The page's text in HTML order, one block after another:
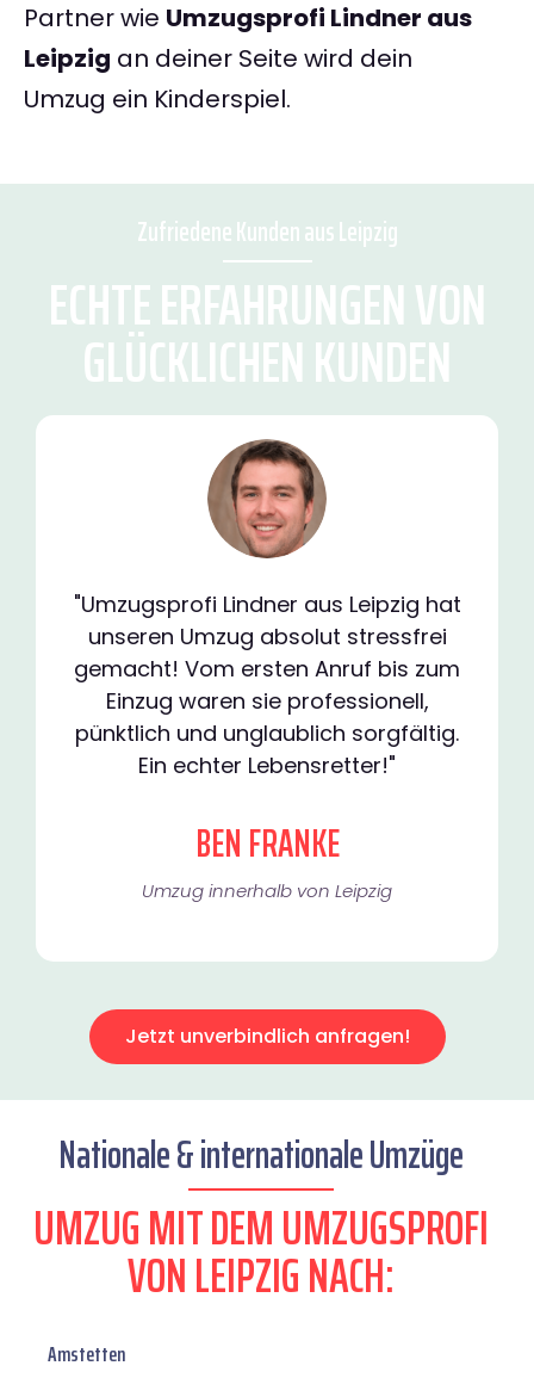
Partner wie Umzugsprofi Lindner aus
Leipzig an deiner Seite wird dein
Umzug ein Kinderspiel.
Zufriedene Kunden aus Leipzig
ECHTE ERFAHRUNGEN VON
GLÜCKLICHEN KUNDEN
"Umzugsprofi Lindner aus Leipzig hat
unseren Umzug absolut stressfrei
gemacht! Vom ersten Anruf bis zum
Einzug waren sie professionell,
pünktlich und unglaublich sorgfältig.
Ein echter Lebensretter!"
BEN FRANKE
Umzug innerhalb von Leipzig​
Jetzt unverbindlich anfragen!
Nationale & internationale Umzüge
UMZUG MIT DEM UMZUGSPROFI
VON LEIPZIG NACH:
Amstetten